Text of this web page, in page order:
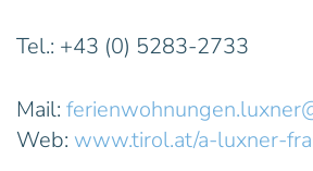
Tel.: +43 (0) 5283-2733
Mail:
Web: www.tirol.at/a-luxner-